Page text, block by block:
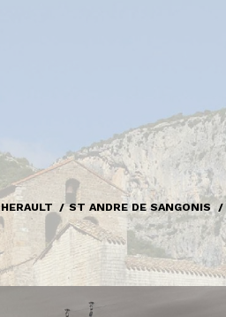
HERAULT ST ANDRE DE SANGONIS